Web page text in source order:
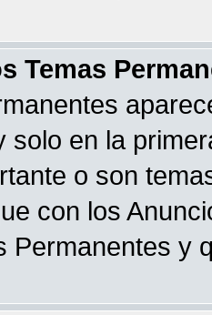
solo en la
o son
con los
Permanentes y